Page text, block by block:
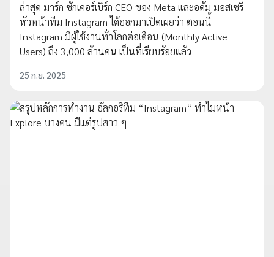
ล่าสุด มาร์ก ซักเคอร์เบิร์ก CEO ของ Meta และอดัม มอสเซรี
หัวหน้าทีม Instagram ได้ออกมาเปิดเผยว่า ตอนนี้
Instagram มีผู้ใช้งานทั่วโลกต่อเดือน (Monthly Active
Users) ถึง 3,000 ล้านคน เป็นที่เรียบร้อยแล้ว
25 ก.ย. 2025